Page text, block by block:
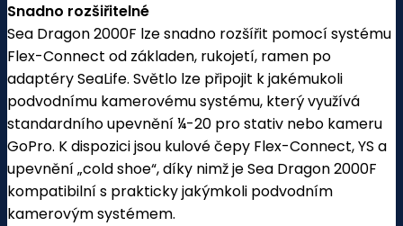
Snadno rozšiřitelné
Sea Dragon 2000F lze snadno rozšířit pomocí systému
Flex-Connect od základen, rukojetí, ramen po
adaptéry SeaLife. Světlo lze připojit k jakémukoli
podvodnímu kamerovému systému, který využívá
standardního upevnění ¼-20 pro stativ nebo kameru
GoPro. K dispozici jsou kulové čepy Flex-Connect, YS a
upevnění „cold shoe“, díky nimž je Sea Dragon 2000F
kompatibilní s prakticky jakýmkoli podvodním
kamerovým systémem.